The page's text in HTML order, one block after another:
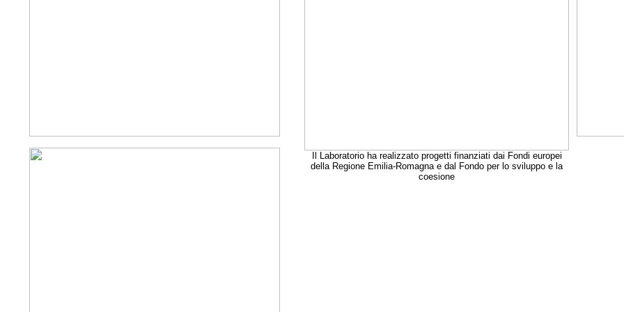
Il Laboratorio ha realizzato progetti finanziati dai Fondi europei
della Regione Emilia-Romagna e dal Fondo per lo sviluppo e la
coesione